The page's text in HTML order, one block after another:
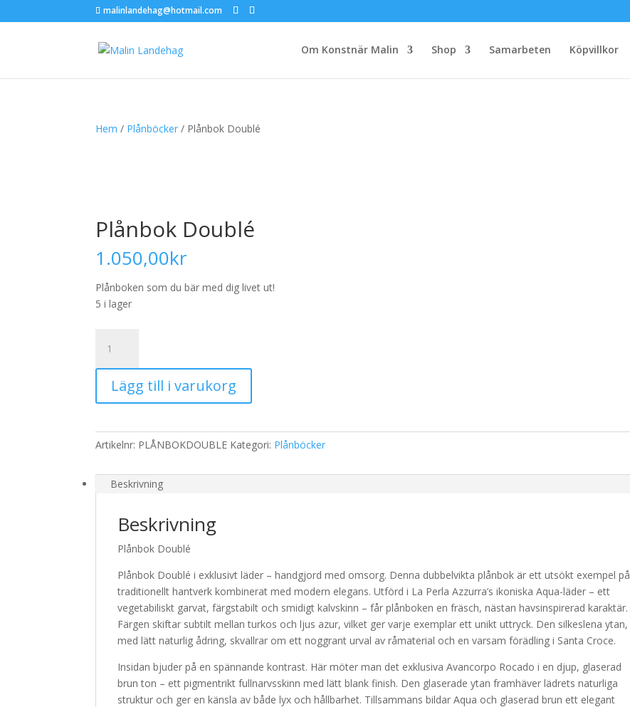
malinlandehag@hotmail.com
Om Konstnär Malin Shop Samarbeten Köpvillkor
Hem / Plånböcker / Plånbok Doublé
Plånbok Doublé
1.050,00kr
Plånboken som du bär med dig livet ut!
5 i lager
Doublé
mängd
Lägg till i varukorg
Artikelnr: PLÅNBOKDOUBLE Kategori: Plånböcker
Beskrivning
Beskrivning
Plånbok Doublé
Plånbok Doublé i exklusivt läder – handgjord med omsorg. Denna dubbelvikta plånbok är ett utsökt exempel på
traditionellt hantverk kombinerat med modern elegans. Utförd i La Perla Azzurra’s ikoniska Aqua-läder – ett
vegetabiliskt garvat, färgstabilt och smidigt kalvskinn – får plånboken en fräsch, nästan havsinspirerad karaktär.
Färgen skiftar subtilt mellan turkos och ljus azur, vilket ger varje exemplar ett unikt uttryck. Den silkeslena ytan,
med lätt naturlig ådring, skvallrar om ett noggrant urval av råmaterial och en varsam förädling i Santa Croce.
Insidan bjuder på en spännande kontrast. Här möter man det exklusiva Avancorpo Rocado i en djup, glaserad
brun ton – ett pigmentrikt fullnarvsskinn med lätt blank finish. Den glaserade ytan framhäver lädrets naturliga
struktur och ger en känsla av både lyx och hållbarhet. Tillsammans bildar Aqua och glaserad brun ett elegant